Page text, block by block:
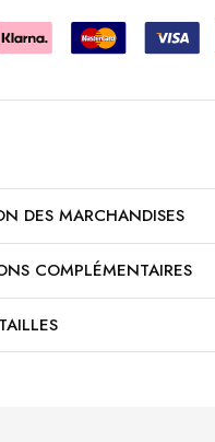
DES MARCHANDISES
COMPLÉMENTAIRES